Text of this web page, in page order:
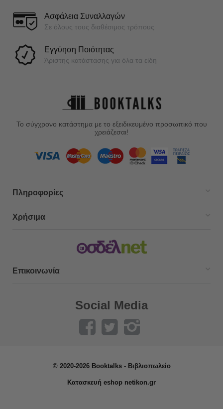
Ασφάλεια Συναλλαγών
Σε όλους τους διαθέσιμος τρόπους
Εγγύηση Ποιότητας
Άριστης κατάστασης για όλα τα είδη
Το σύγχρονο κατάστημα με το εξειδικευμένο προσωπικό που
χρειάζεσαι!
Πληροφορίες
Χρήσιμα
Επικοινωνία
Social Media
© 2020-2026 Booktalks - Βιβλιοπωλείο
Κατασκευή eshop netikon.gr